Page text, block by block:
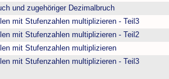
und zugehöriger Dezimalbruch
mit Stufenzahlen multiplizieren - Teil3
mit Stufenzahlen multiplizieren - Teil2
mit Stufenzahlen multiplizieren
mit Stufenzahlen multiplizieren - Teil3